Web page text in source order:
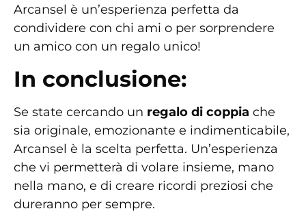
Arcansel è un’esperienza perfetta da
condividere con chi ami o per sorprendere
un amico con un regalo unico!
In conclusione:
Se state cercando un regalo di coppia che
sia originale, emozionante e indimenticabile,
Arcansel è la scelta perfetta. Un’esperienza
che vi permetterà di volare insieme, mano
nella mano, e di creare ricordi preziosi che
dureranno per sempre.